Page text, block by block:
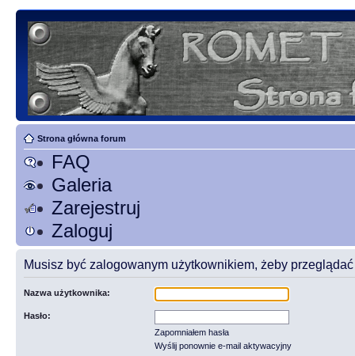
Strona główna forum
FAQ
Galeria
Zarejestruj
Zaloguj
Musisz być zalogowanym użytkownikiem, żeby przeglądać
Nazwa użytkownika:
Hasło:
Zapomniałem hasła
Wyślij ponownie e-mail aktywacyjny